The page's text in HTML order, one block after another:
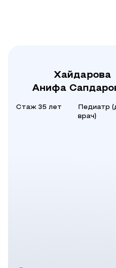
Хайдарова
Анифа
Стаж 35 лет
Педиатр
врач)